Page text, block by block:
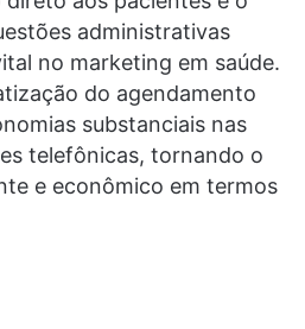
administrativas
no marketing em saúde.
do agendamento
substanciais nas
telefônicas, tornando o
e econômico em termos